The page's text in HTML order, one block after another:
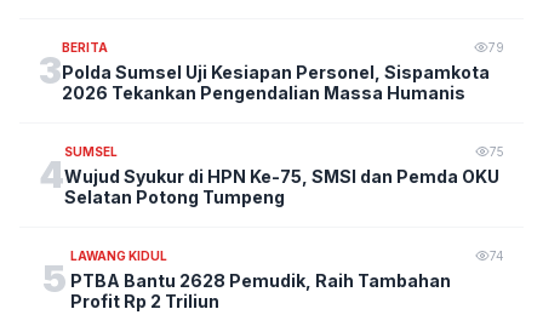
3
BERITA 79
Polda Sumsel Uji Kesiapan Personel, Sispamkota
2026 Tekankan Pengendalian Massa Humanis
4
SUMSEL 75
Wujud Syukur di HPN Ke-75, SMSI dan Pemda OKU
Selatan Potong Tumpeng
5
LAWANG KIDUL 74
PTBA Bantu 2628 Pemudik, Raih Tambahan
Profit Rp 2 Triliun